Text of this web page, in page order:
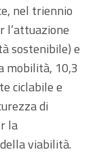
nel triennio
l’attuazione
sostenibile) e
mobilità, 10,3
ciclabile e
di
la
viabilità.